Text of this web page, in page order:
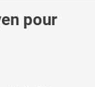
pour